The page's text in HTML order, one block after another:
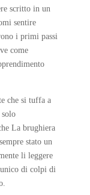
scritto in un
sentire
i primi passi
come
che si tuffa a
La brughiera
stato un
li leggere
di colpi di